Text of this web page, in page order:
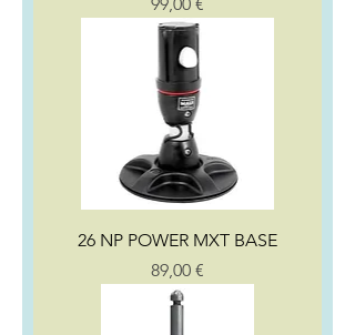
26 NP POWER MXT BASE
Preço
89,00 €